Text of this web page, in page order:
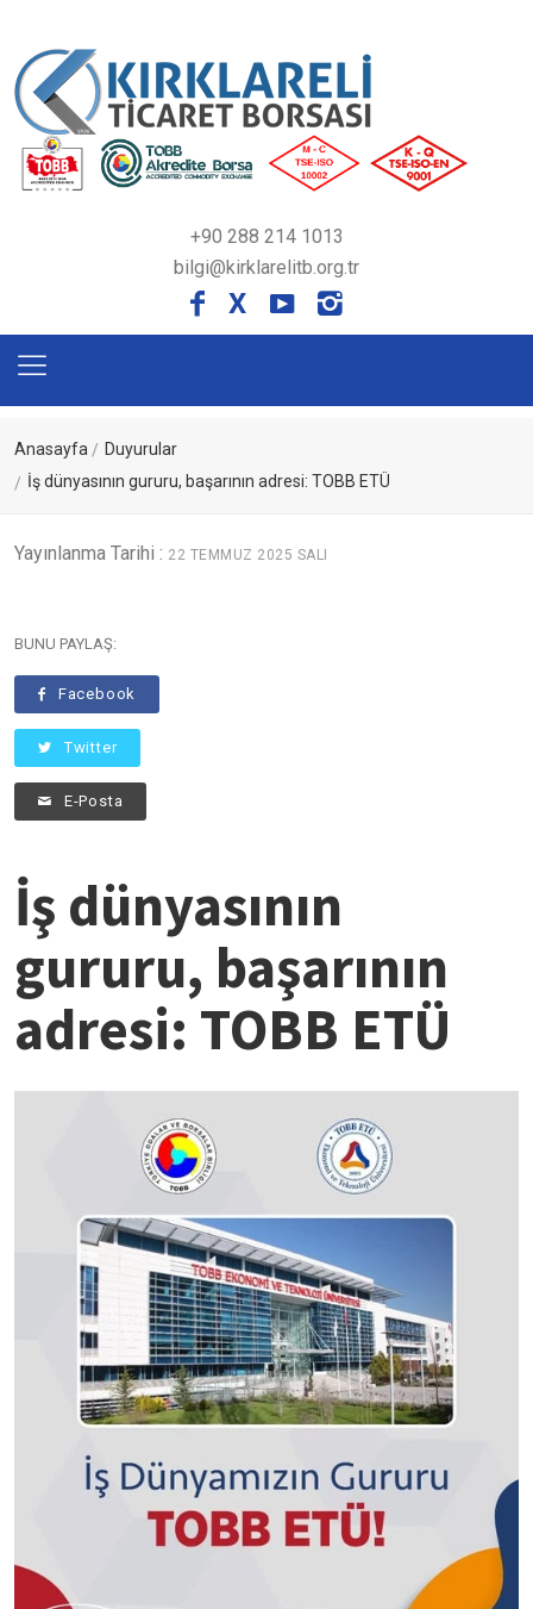
+90 288 214 1013
bilgi@kirklarelitb.org.tr
X
Anasayfa
Duyurular
İş dünyasının gururu, başarının adresi: TOBB ETÜ
Yayınlanma Tarihi : 22 TEMMUZ 2025 SALI
BUNU PAYLAŞ:
Facebook
Twitter
E-Posta
İş dünyasının
gururu, başarının
adresi: TOBB ETÜ